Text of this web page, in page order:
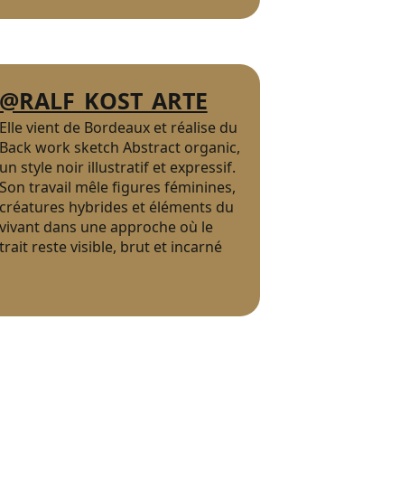
@RALF_KOST_ARTE
Elle vient de Bordeaux et réalise du
Back work sketch Abstract organic,
un style noir illustratif et expressif.
Son travail mêle figures féminines,
créatures hybrides et éléments du
vivant dans une approche où le
trait reste visible, brut et incarné